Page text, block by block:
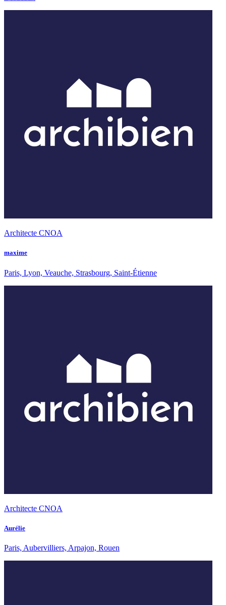
Architecte CNOA
maxime
Paris, Lyon, Veauche, Strasbourg, Saint-Étienne
Architecte CNOA
Aurélie
Paris, Aubervilliers, Arpajon, Rouen